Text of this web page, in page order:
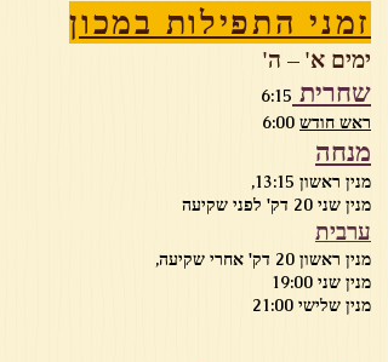
זמני התפילות במכון
ימים א' – ה'
שחרית 6:15
ראש חודש
מנחה
מנין ראשון 13:15,
מנין שני 20 דק' לפני שקיעה
ערבית
מנין ראשון 20 דק' אחרי שקיעה,
מנין שני 19:00
מנין שלישי 21:00